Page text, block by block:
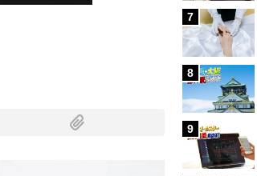
7
8
9